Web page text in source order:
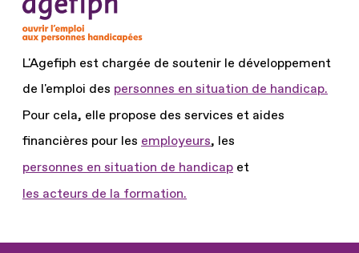
L'Agefiph est chargée de soutenir le développement
de l'emploi des personnes en situation de handicap.
Pour cela, elle propose des services et aides
financières pour les employeurs, les
personnes en situation de handicap et
les acteurs de la formation.